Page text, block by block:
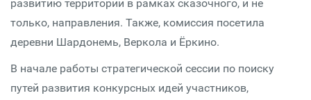
развитию территории в рамках сказочного, и не
только, направления. Также, комиссия посетила
деревни Шардонемь, Веркола и Ёркино.
В начале работы стратегической сессии по поиску
путей развития конкурсных идей участников,